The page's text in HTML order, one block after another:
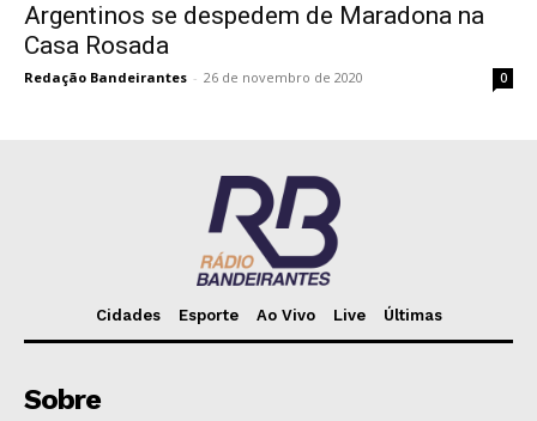
Argentinos se despedem de Maradona na
Casa Rosada
Redação Bandeirantes - 26 de novembro de 2020 0
Cidades Esporte Ao Vivo Live Últimas
Sobre